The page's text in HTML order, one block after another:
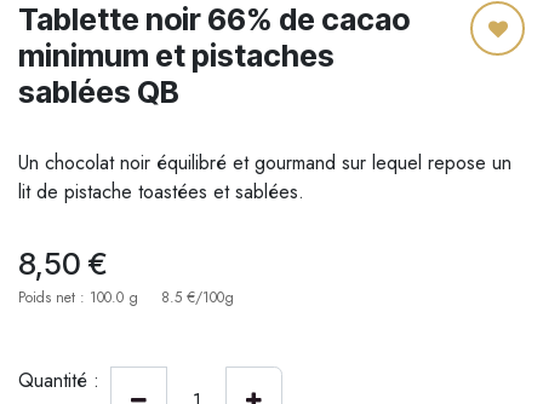
Tablette noir 66% de cacao
minimum et pistaches
sablées QB
Un chocolat noir équilibré et gourmand sur lequel repose un
lit de pistache toastées et sablées.
8,50 €
Poids net : 100.0 g 8.5 €/100g
Quantité :